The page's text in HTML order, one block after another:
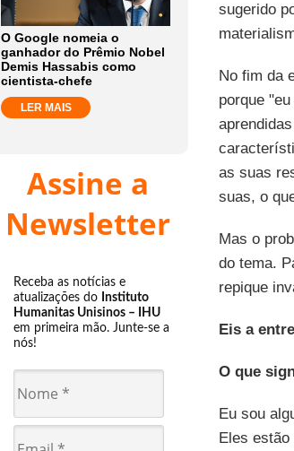
O Google nomeia o
ganhador do Prêmio Nobel
Demis Hassabis como
cientista-chefe
LER MAIS
Assine a
Newsletter
Receba as notícias e
atualizações do Instituto
Humanitas Unisinos – IHU
em primeira mão. Junte-se a
nós!
sugerido
No fim da
porque
as suas
suas, o
Mas o
do tema.
repique
Eis a
O que
Eu sou
Eles